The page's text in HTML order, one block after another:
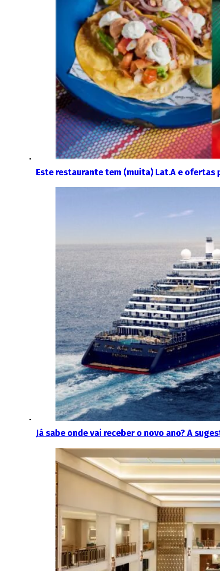
Este restaurante tem (muita) Lat.A e ofertas
Já sabe onde vai receber o novo ano? A